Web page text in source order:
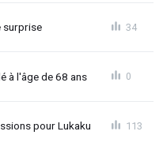
surprise 34
à l'âge de 68 ans 0
pour Lukaku 113